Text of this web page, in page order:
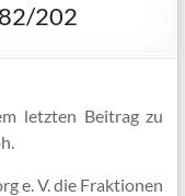
202
letzten Beitrag zu
e. V. die Fraktionen